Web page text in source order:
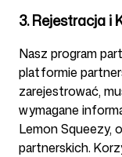
3. Rejestracja i
Nasz program
platformie
zarejestrować,
wymagane
Lemon Squeezy,
partnerskich.